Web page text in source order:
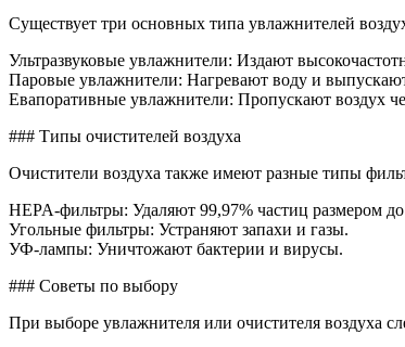
Существует три основных типа увлажнителей
Ультразвуковые увлажнители: Издают
Паровые увлажнители: Нагревают воду и
Евапоративные увлажнители: Пропускают воздух
### Типы очистителей воздуха
Очистители воздуха также имеют разные типы
HEPA-фильтры: Удаляют 99,97% частиц размером
Угольные фильтры: Устраняют запахи и газы.
УФ-лампы: Уничтожают бактерии и вирусы.
### Советы по выбору
При выборе увлажнителя или очистителя воздуха